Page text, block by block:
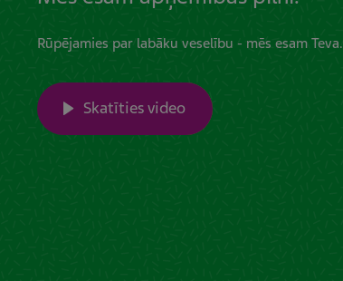
Rūpējamies par labāku veselību - mēs esam Teva.
Skatīties video